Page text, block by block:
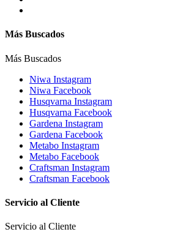
Más Buscados
Más Buscados
Niwa Instagram
Niwa Facebook
Husqvarna Instagram
Husqvarna Facebook
Gardena Instagram
Gardena Facebook
Metabo Instagram
Metabo Facebook
Craftsman Instagram
Craftsman Facebook
Servicio al Cliente
Servicio al Cliente